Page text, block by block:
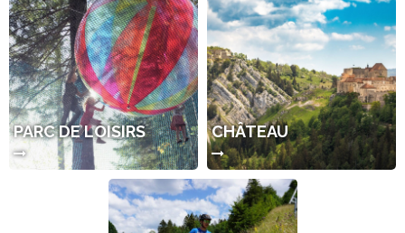
PARC DE LOISIRS CHÂTEAU